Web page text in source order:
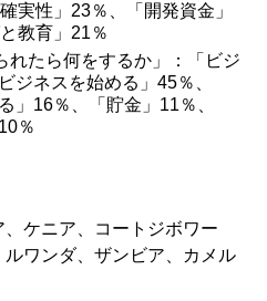
実性」23％、「開発資金」
教育」21％
れたら何をするか」：「ビジ
ジネスを始める」45％、
」16％、「貯金」11％、
％
、ケニア、コートジボワー
ワンダ、ザンビア、カメル